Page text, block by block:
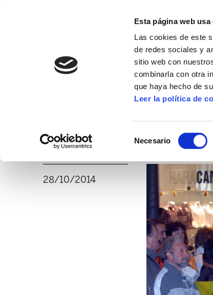
Esta página web usa
Las cookies de este
de redes sociales y
sitio web con
combinarla con otra
que haya hecho de
Leer la política de
Necesario
MANU ROBLES-
ELA rechaza la
para 2015 hecha
28/10/2014